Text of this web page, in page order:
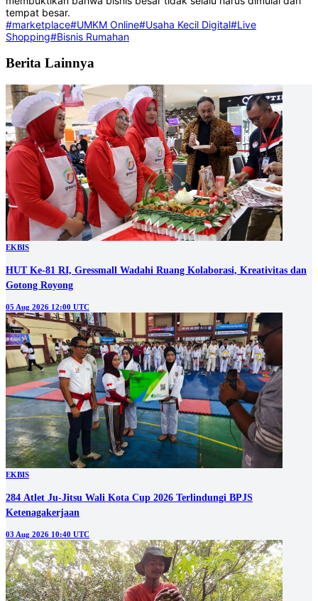
tempat besar.
#marketplace#UMKM Online#Usaha Kecil Digital#Live
Shopping#Bisnis Rumahan
Berita Lainnya
EKBIS
HUT Ke-81 RI, Gressmall Wadahi Ruang Kolaborasi, Kreativitas dan
Gotong Royong
05 Aug 2026 12:00 UTC
EKBIS
284 Atlet Ju-Jitsu Wali Kota Cup 2026 Terlindungi BPJS
Ketenagakerjaan
03 Aug 2026 10:40 UTC